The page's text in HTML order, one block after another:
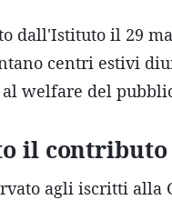
dall'Istituto il 29
centri estivi
al welfare del
il contributo
agli iscritti alla